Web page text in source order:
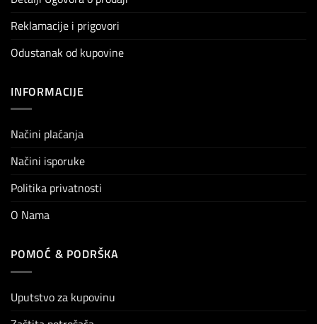
Reklamacije i prigovori
Odustanak od kupovine
INFORMACIJE
Načini plaćanja
Načini isporuke
Politika privatnosti
O Nama
POMOĆ & PODRŠKA
Uputstvo za kupovinu